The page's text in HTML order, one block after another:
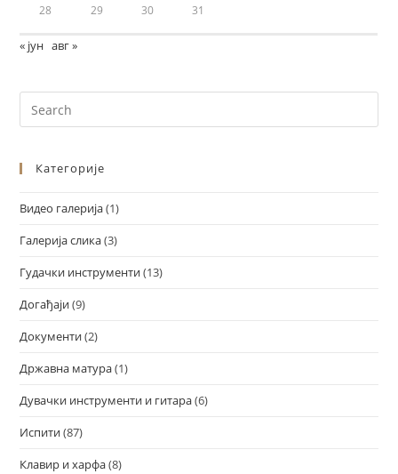
28 29 30 31
« јун авг »
Категорије
Видео галерија(1)
Галерија слика(3)
Гудачки инструменти(13)
Догађаји(9)
Документи(2)
Државна матура(1)
Дувачки инструменти и гитара(6)
Испити(87)
Клавир и харфа(8)